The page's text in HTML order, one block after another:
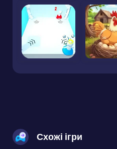
Схожі ігри